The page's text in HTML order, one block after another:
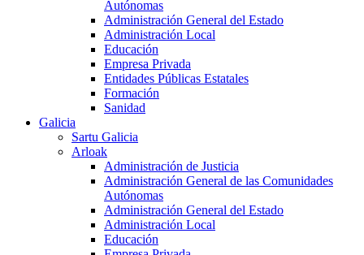
Autónomas
Administración General del Estado
Administración Local
Educación
Empresa Privada
Entidades Públicas Estatales
Formación
Sanidad
Galicia
Sartu Galicia
Arloak
Administración de Justicia
Administración General de las Comunidades
Autónomas
Administración General del Estado
Administración Local
Educación